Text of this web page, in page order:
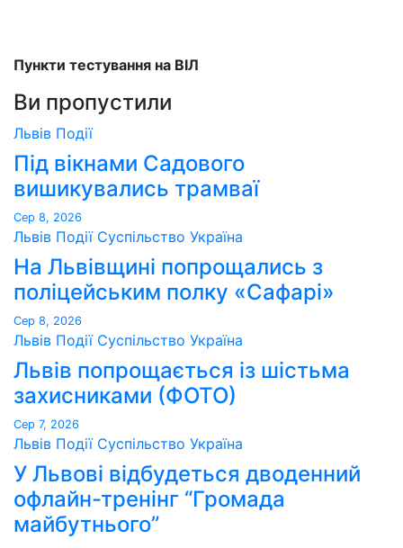
Пункти тестування на ВІЛ
Ви пропустили
Львів Події
Під вікнами Садового
вишикувались трамваї
Сер 8, 2026
Львів Події Суспільство Україна
На Львівщині попрощались з
поліцейським полку «Сафарі»
Сер 8, 2026
Львів Події Суспільство Україна
Львів попрощається із шістьма
захисниками (ФОТО)
Сер 7, 2026
Львів Події Суспільство Україна
У Львові відбудеться дводенний
офлайн-тренінг “Громада
майбутнього”